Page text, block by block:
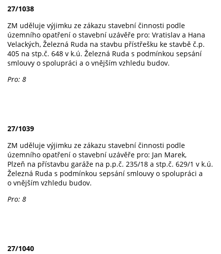
27/1038
ZM uděluje výjimku ze zákazu stavební činnosti podle
územního opatření o stavební uzávěře pro: Vratislav a Hana
Velackých, Železná Ruda na stavbu přístřešku ke stavbě č.p.
405 na stp.č. 648 v k.ú. Železná Ruda s podmínkou sepsání
smlouvy o spolupráci a o vnějším vzhledu budov.
Pro: 8
27/1039
ZM uděluje výjimku ze zákazu stavební činnosti podle
územního opatření o stavební uzávěře pro: Jan Marek,
Plzeň na přístavbu garáže na p.p.č. 235/18 a stp.č. 629/1 v k.ú.
Železná Ruda s podmínkou sepsání smlouvy o spolupráci a
o vnějším vzhledu budov.
Pro: 8
27/1040